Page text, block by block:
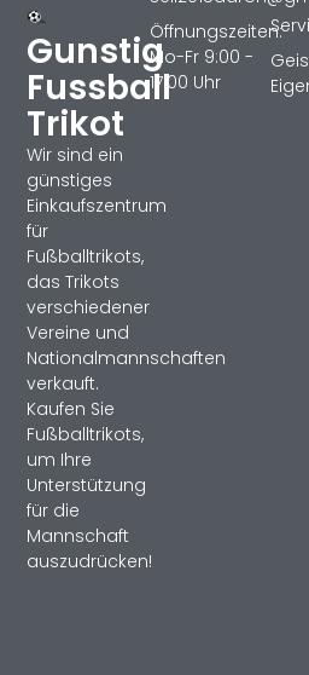
Gunstig
Fussball
Trikot
Wir sind ein
günstiges
Einkaufszentrum
für
Fußballtrikots,
das Trikots
verschiedener
Vereine und
Nationalmannschaften
verkauft.
Kaufen Sie
Fußballtrikots,
um Ihre
Unterstützung
für die
Mannschaft
auszudrücken!
Öffnungszeiten:
Mo-Fr 9:00 -
17:00 Uhr